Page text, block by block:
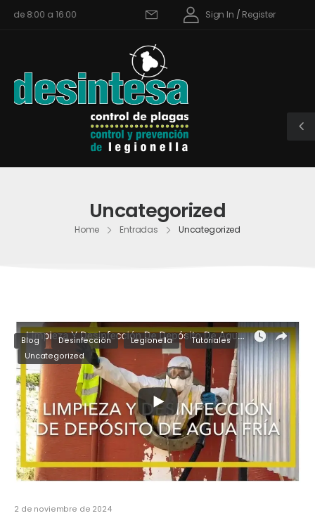
8:00 a 16:00 Sign In / Register
Uncategorized
Home Entradas Uncategorized
2 de noviembre de 2024
Blog Desinfección Legionella
Tutoriales
Uncategorized